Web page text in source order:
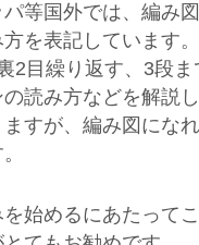
パ等国外では、編み
を表記しています
2目繰り返す、3段ま
読み方などを解説
ますが、編み図にな
始めるにあたって